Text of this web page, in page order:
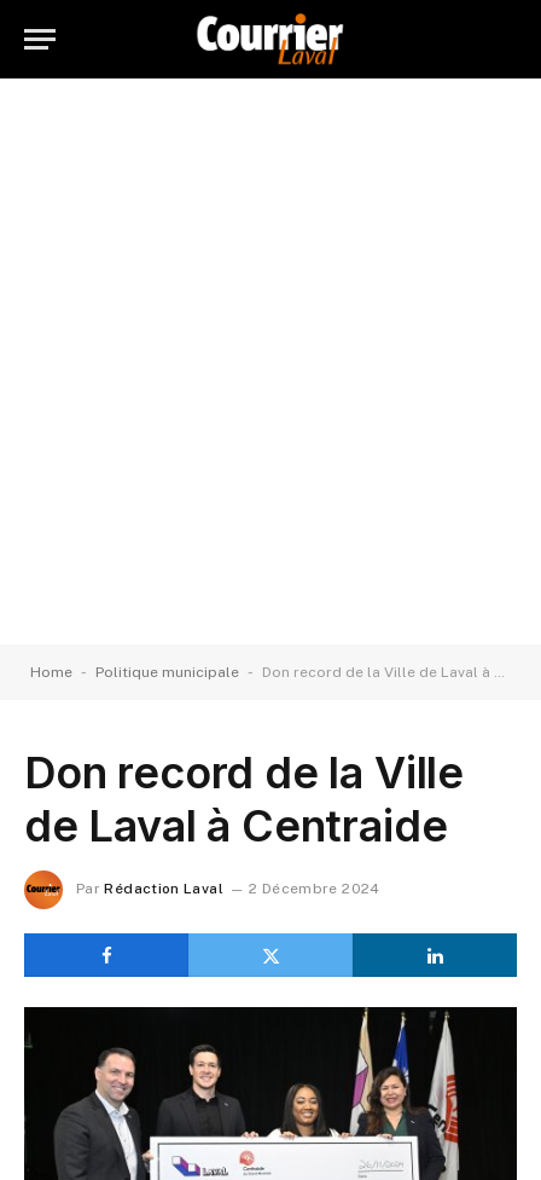
Home - Politique municipale - Don record de la Ville de Laval à Centraide
Don record de la Ville
de Laval à Centraide
Par Rédaction Laval 2 Décembre 2024